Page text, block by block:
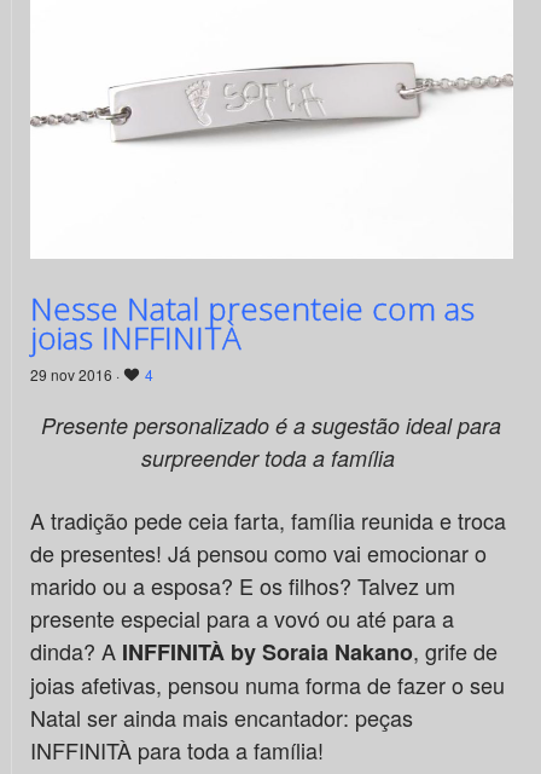
Nesse Natal presenteie com as
joias INFFINITÀ
29 nov 2016 · 4
Presente personalizado é a sugestão ideal para
surpreender toda a família
A tradição pede ceia farta, família reunida e troca
de presentes! Já pensou como vai emocionar o
marido ou a esposa? E os filhos? Talvez um
presente especial para a vovó ou até para a
dinda? A INFFINITÀ by Soraia Nakano, grife de
joias afetivas, pensou numa forma de fazer o seu
Natal ser ainda mais encantador: peças
INFFINITÀ para toda a família!